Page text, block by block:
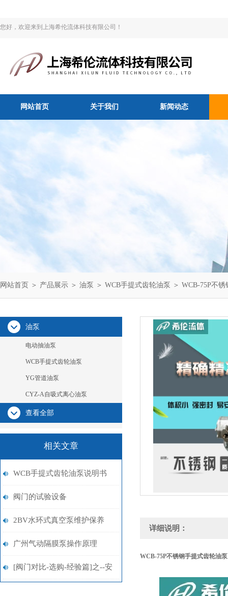
您好，欢迎来到上海希伦流体科技有限公司！
网站首页 关于我们 新闻动态
网站首页 ＞ 产品展示 ＞ 油泵 ＞ WCB手提式齿轮油泵 ＞ WCB-75P不
油泵
电动抽油泵
WCB手提式齿轮油泵
YG管道油泵
CYZ-A自吸式离心油泵
查看全部
相关文章
WCB手提式齿轮油泵说明书
阀门的试验设备
2BV水环式真空泵维护保养
广州气动隔膜泵操作原理
[阀门对比-选购-经验篇]之--安
详细说明：
WCB-75P不锈钢手提式齿轮油泵